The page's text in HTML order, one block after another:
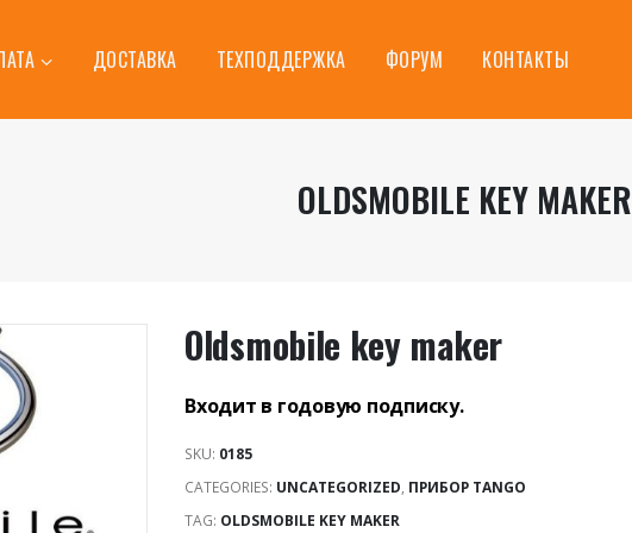
ДОСТАВКА ТЕХПОДДЕРЖКА ФОРУМ КОНТАКТЫ
OLDSMOBILE KEY MAKER
Oldsmobile key maker
Входит в годовую подписку.
SKU: 0185
CATEGORIES: UNCATEGORIZED, ПРИБОР TANGO
TAG: OLDSMOBILE KEY MAKER